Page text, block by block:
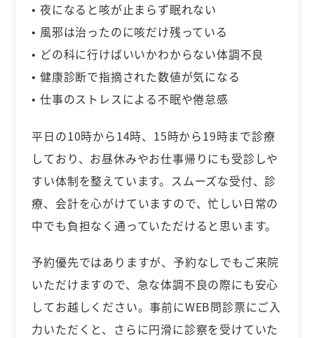
• 夜になると咳が止まらず眠れない
• 風邪は治ったのに咳だけ残っている
• どの科に行けばいいかわからない体調不良
• 健康診断で指摘された数値が気になる
• 仕事のストレスによる不眠や倦怠感
平日の10時から14時、15時から19時まで診療
しており、お昼休みやお仕事帰りにも受診しや
すい体制を整えています。スムーズな受付、診
療、会計を心がけていますので、忙しい日常の
中でも負担なく通っていただけると思います。
予約優先ではありますが、予約なしでもご来院
いただけますので、急な体調不良の際にも安心
してお越しください。事前にWEB問診票にご入
力いただくと、さらに円滑に診察を受けていた